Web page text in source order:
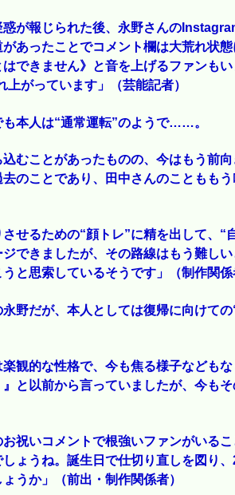
惑が報じられた後、永野さんの
あったことでコメント欄は大荒れ状
できません》と音を上げるファンも
上がっています」（芸能記者）
も本人は“通常運転”のようで……。
込むことがあったものの、今はもう前
のことであり、田中さんのこともも
せるための“顔トレ”に精を出して、“
できましたが、その路線はもう難し
と思索しているそうです」（制作関係
野だが、本人としては復帰に向けて
楽観的な性格で、今も焦る様子なども
と以前から言っていましたが、今も
祝いコメントで根強いファンがいる
ょうね。誕生日で仕切り直しを図り
うか」（前出・制作関係者）